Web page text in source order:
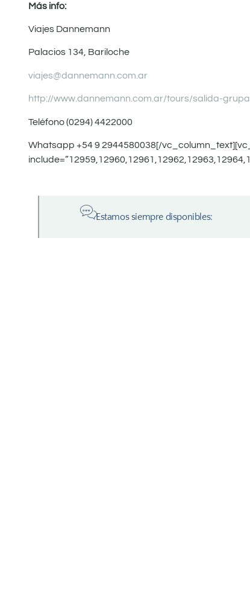
Más info:
Viajes Dannemann
Palacios 134, Bariloche
viajes@dannemann.com.ar
http://www.dannemann.com.ar/tours/salida-
Teléfono (0294) 4422000
Whatsapp +54 9 2944580038[/
Estamos siempre disponibles: